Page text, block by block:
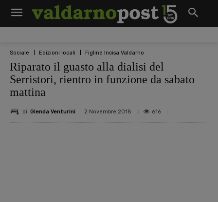
Sociale Edizioni locali Figline Incisa Valdarno
Riparato il guasto alla dialisi del
Serristori, rientro in funzione da sabato
mattina
di Glenda Venturini 2 Novembre 2018 616